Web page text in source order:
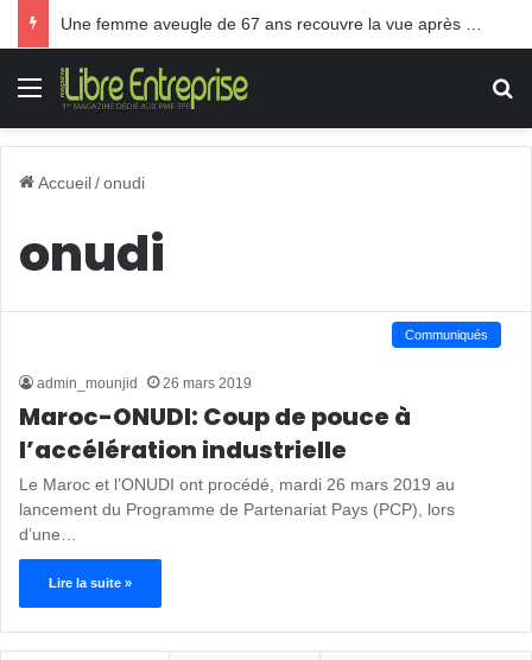
Menu
Accueil/onudi
onudi
Communiqués
admin_mounjid 26 mars 2019
Maroc-ONUDI: Coup de pouce à
l’accélération industrielle
Le Maroc et l’ONUDI ont procédé, mardi 26 mars 2019 au
lancement du Programme de Partenariat Pays (PCP), lors
d’une…
Lire la suite »